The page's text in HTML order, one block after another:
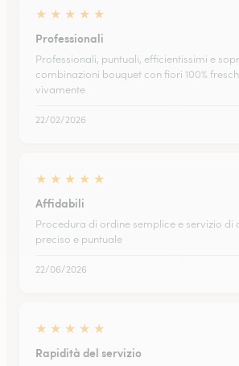
★ ★ ★ ★ ★
Professionali
Professionali, puntuali, efficientissimi e
combinazioni bouquet con fiori 100%
vivamente
22/02/2026
★ ★ ★ ★ ★
Affidabili
Procedura di ordine semplice e servizio di
preciso e puntuale
22/06/2026
★ ★ ★ ★ ★
Rapidità del servizio